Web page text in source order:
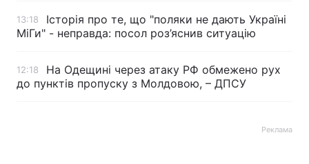
13:18
Історія про те, що "поляки не дають Україні
МіГи" - неправда: посол роз’яснив ситуацію
12:18
На Одещині через атаку РФ обмежено рух
до пунктів пропуску з Молдовою, – ДПСУ
Реклама